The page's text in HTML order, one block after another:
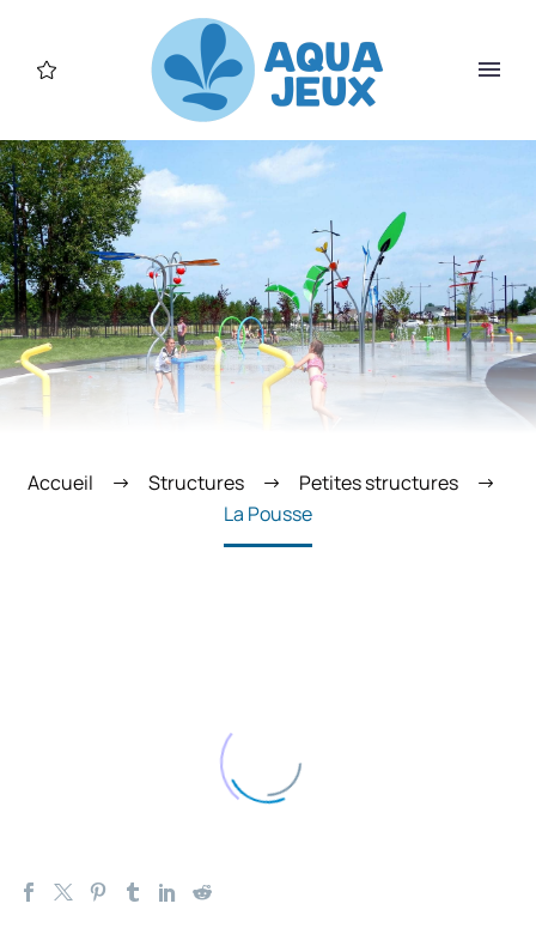
Accueil Structures
Petites structures
La Pousse